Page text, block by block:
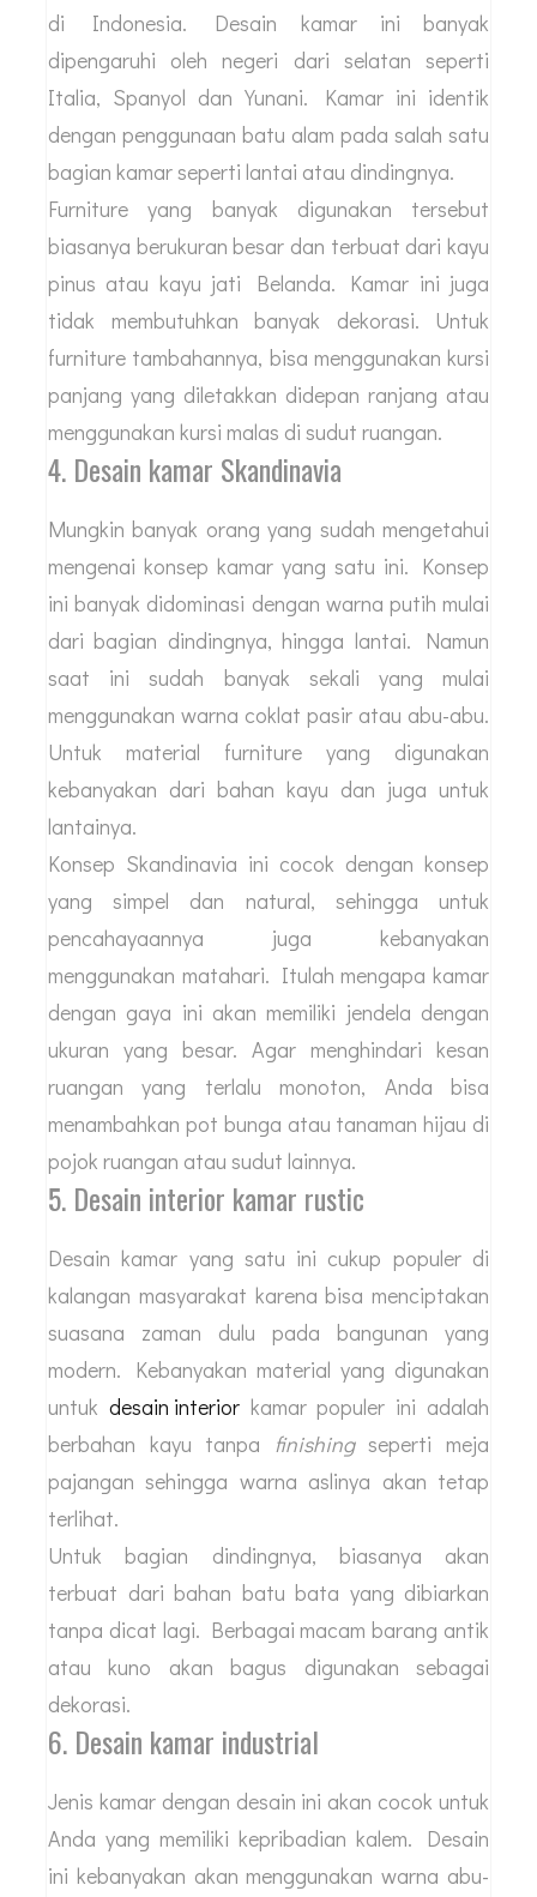
di Indonesia. Desain kamar ini banyak
dipengaruhi oleh negeri dari selatan seperti
Italia, Spanyol dan Yunani. Kamar ini identik
dengan penggunaan batu alam pada salah satu
bagian kamar seperti lantai atau dindingnya.
Furniture yang banyak digunakan tersebut
biasanya berukuran besar dan terbuat dari kayu
pinus atau kayu jati Belanda. Kamar ini juga
tidak membutuhkan banyak dekorasi. Untuk
furniture tambahannya, bisa menggunakan kursi
panjang yang diletakkan didepan ranjang atau
menggunakan kursi malas di sudut ruangan.
4. Desain kamar Skandinavia
Mungkin banyak orang yang sudah mengetahui
mengenai konsep kamar yang satu ini. Konsep
ini banyak didominasi dengan warna putih mulai
dari bagian dindingnya, hingga lantai. Namun
saat ini sudah banyak sekali yang mulai
menggunakan warna coklat pasir atau abu-abu.
Untuk material furniture yang digunakan
kebanyakan dari bahan kayu dan juga untuk
lantainya.
Konsep Skandinavia ini cocok dengan konsep
yang simpel dan natural, sehingga untuk
pencahayaannya juga kebanyakan
menggunakan matahari. Itulah mengapa kamar
dengan gaya ini akan memiliki jendela dengan
ukuran yang besar. Agar menghindari kesan
ruangan yang terlalu monoton, Anda bisa
menambahkan pot bunga atau tanaman hijau di
pojok ruangan atau sudut lainnya.
5. Desain interior kamar rustic
Desain kamar yang satu ini cukup populer di
kalangan masyarakat karena bisa menciptakan
suasana zaman dulu pada bangunan yang
modern. Kebanyakan material yang digunakan
untuk desain interiorkamar populer ini adalah
berbahan kayu tanpa finishingseperti meja
pajangan sehingga warna aslinya akan tetap
terlihat.
Untuk bagian dindingnya, biasanya akan
terbuat dari bahan batu bata yang dibiarkan
tanpa dicat lagi. Berbagai macam barang antik
atau kuno akan bagus digunakan sebagai
dekorasi.
6. Desain kamar industrial
Jenis kamar dengan desain ini akan cocok untuk
Anda yang memiliki kepribadian kalem. Desain
ini kebanyakan akan menggunakan warna abu-